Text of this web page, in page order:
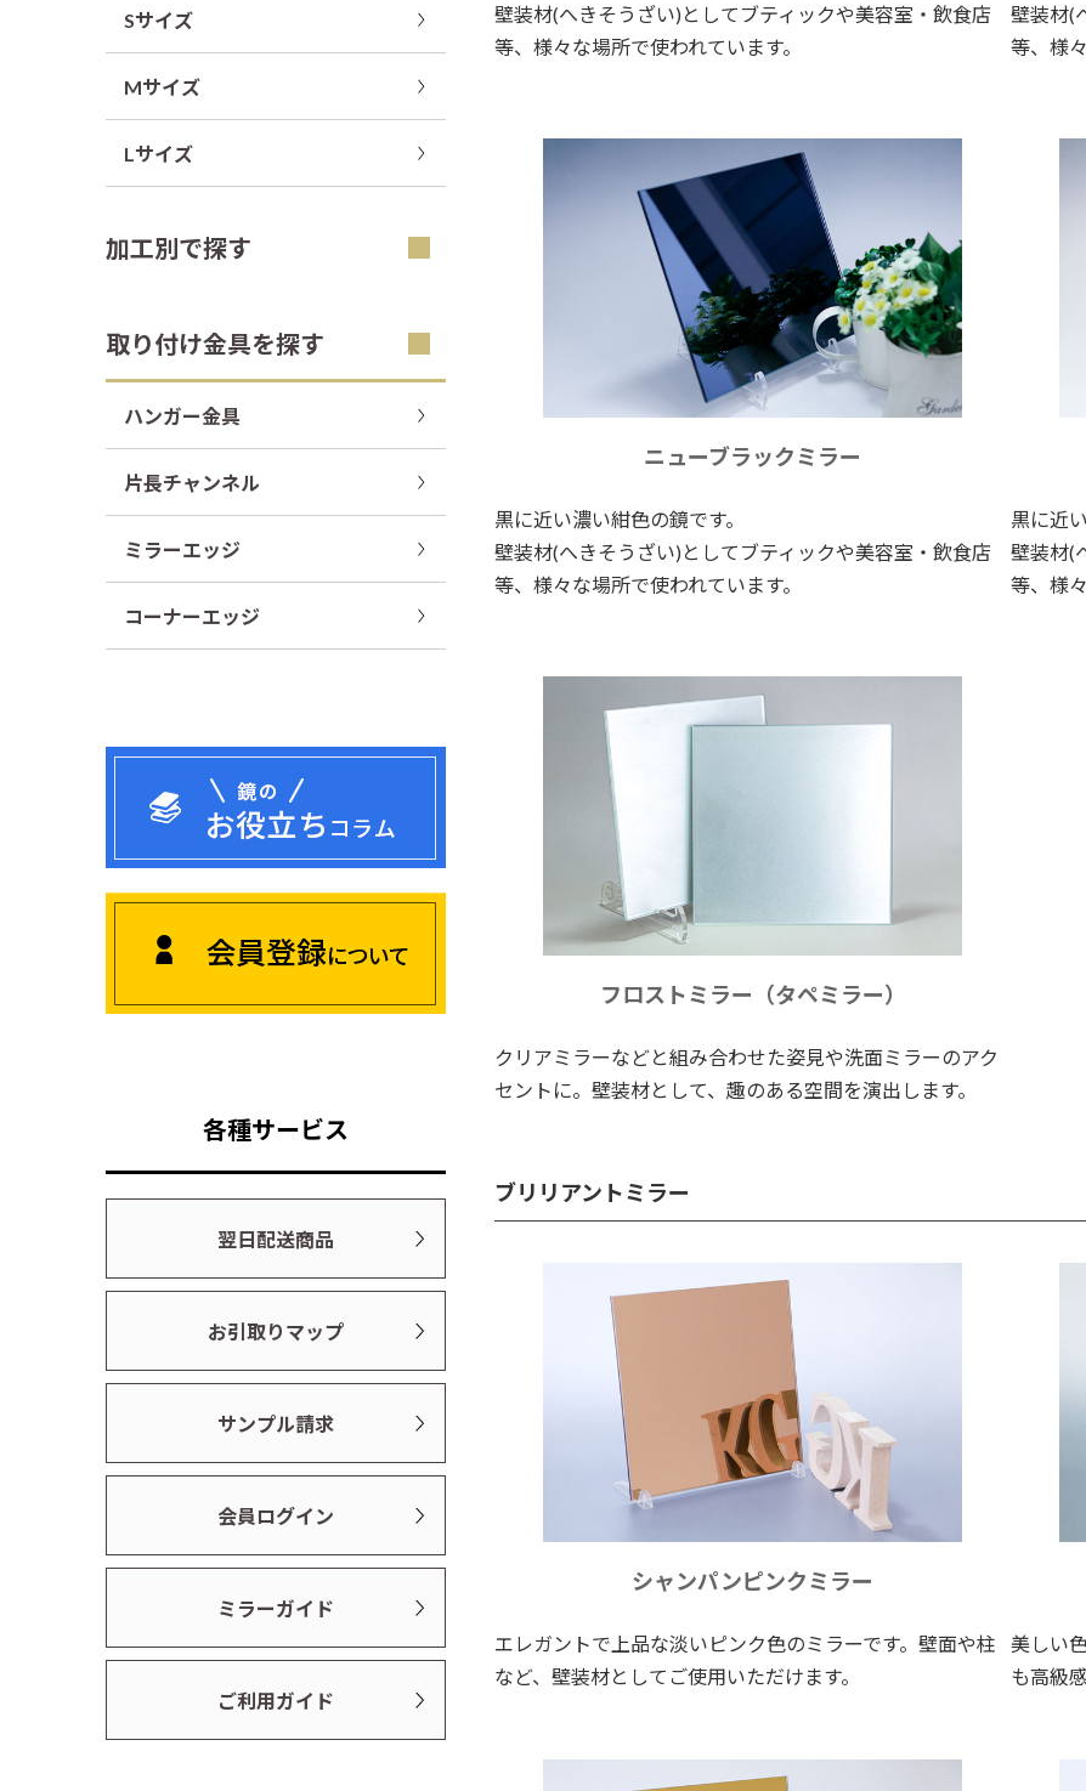
壁装材(へきそうざい)としてブティックや美容室・飲食店
等、様々な場所で使われています。
壁装材(
等、様
ニューブラックミラー
黒に近い濃い紺色の鏡です。
壁装材(へきそうざい)としてブティックや美容室・飲食店
等、様々な場所で使われています。
黒に近
壁装材(
等、様
フロストミラー（タペミラー）
クリアミラーなどと組み合わせた姿見や洗面ミラーのアク
セントに。壁装材として、趣のある空間を演出します。
ブリリアントミラー
シャンパンピンクミラー
エレガントで上品な淡いピンク色のミラーです。壁面や柱
など、壁装材としてご使用いただけます。
美しい
も高級
Sサイズ
Mサイズ
Lサイズ
加工別で探す
取り付け金具を探す
ハンガー金具
片長チャンネル
ミラーエッジ
コーナーエッジ
各種サービス
翌日配送商品
お引取りマップ
サンプル請求
会員ログイン
ミラーガイド
ご利用ガイド